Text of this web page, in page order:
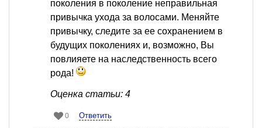
поколения в поколение неправильная
привычка ухода за волосами. Меняйте
привычку, следите за ее сохранением в
будущих поколениях и, возможно, Вы
повлияете на наследственность всего
рода!
Оценка статьи: 4
0 Ответить